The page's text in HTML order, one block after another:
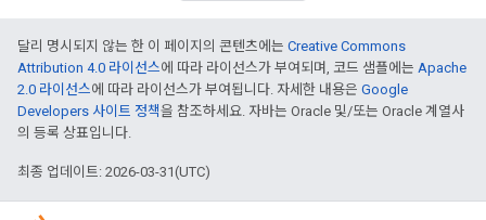
달리 명시되지 않는 한 이 페이지의 콘텐츠에는 Creative Commons
Attribution 4.0 라이선스에 따라 라이선스가 부여되며, 코드 샘플에는 Apache
2.0 라이선스에 따라 라이선스가 부여됩니다. 자세한 내용은 Google
Developers 사이트 정책을 참조하세요. 자바는 Oracle 및/또는 Oracle 계열사
의 등록 상표입니다.
최종 업데이트: 2026-03-31(UTC)